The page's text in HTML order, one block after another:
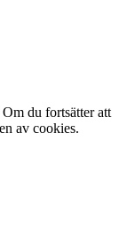
du fortsätter att
av cookies.